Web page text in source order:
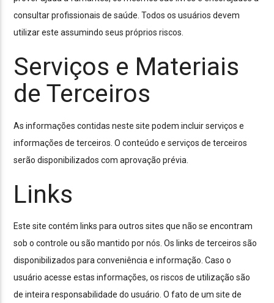
consultar profissionais de saúde. Todos os usuários devem
utilizar este assumindo seus próprios riscos.
Serviços e Materiais
de Terceiros
As informações contidas neste site podem incluir serviços e
informações de terceiros. O conteúdo e serviços de terceiros
serão disponibilizados com aprovação prévia.
Links
Este site contém links para outros sites que não se encontram
sob o controle ou são mantido por nós. Os links de terceiros são
disponibilizados para conveniência e informação. Caso o
usuário acesse estas informações, os riscos de utilização são
de inteira responsabilidade do usuário. O fato de um site de